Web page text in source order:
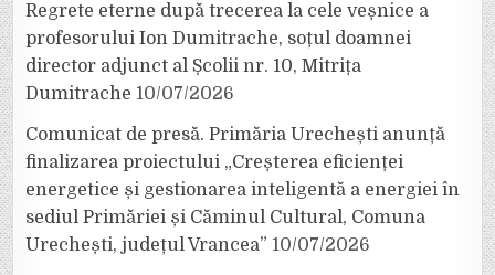
Regrete eterne după trecerea la cele veșnice a
profesorului Ion Dumitrache, soțul doamnei
director adjunct al Școlii nr. 10, Mitrița
Dumitrache 10/07/2026
Comunicat de presă. Primăria Urechești anunță
finalizarea proiectului „Creșterea eficienței
energetice și gestionarea inteligentă a energiei în
sediul Primăriei și Căminul Cultural, Comuna
Urechești, județul Vrancea” 10/07/2026